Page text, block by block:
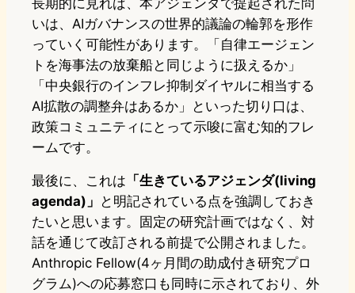
長期的に見れば、本アジェンダで提起された問
いは、AIガバナンスの世界的議論の輪郭を形作
っていく可能性があります。「自律エージェン
トを海事法の放棄船と同じように扱えるか」
「中央銀行のインフレ抑制ダイヤルに相当する
AI拡散の調整弁はあるか」といった切り口は、
政策コミュニティにとって示唆に富む知的フレ
ームです。
最後に、これは 「生きているアジェンダ(living
agenda)」 と明記されている点を強調しておき
たいと思います。固定の研究計画ではなく、対
話を通じて改訂される前提で公開されました。
Anthropic Fellow(4ヶ月間の助成付き研究プロ
グラム)への応募窓口も同時に示されており、外